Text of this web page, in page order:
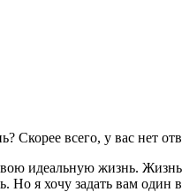
Скорее всего, у вас нет
идеальную жизнь.
Но я хочу задать вам